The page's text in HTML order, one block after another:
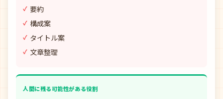
要約
構成案
タイトル案
文章整理
人間に残る可能性がある役割